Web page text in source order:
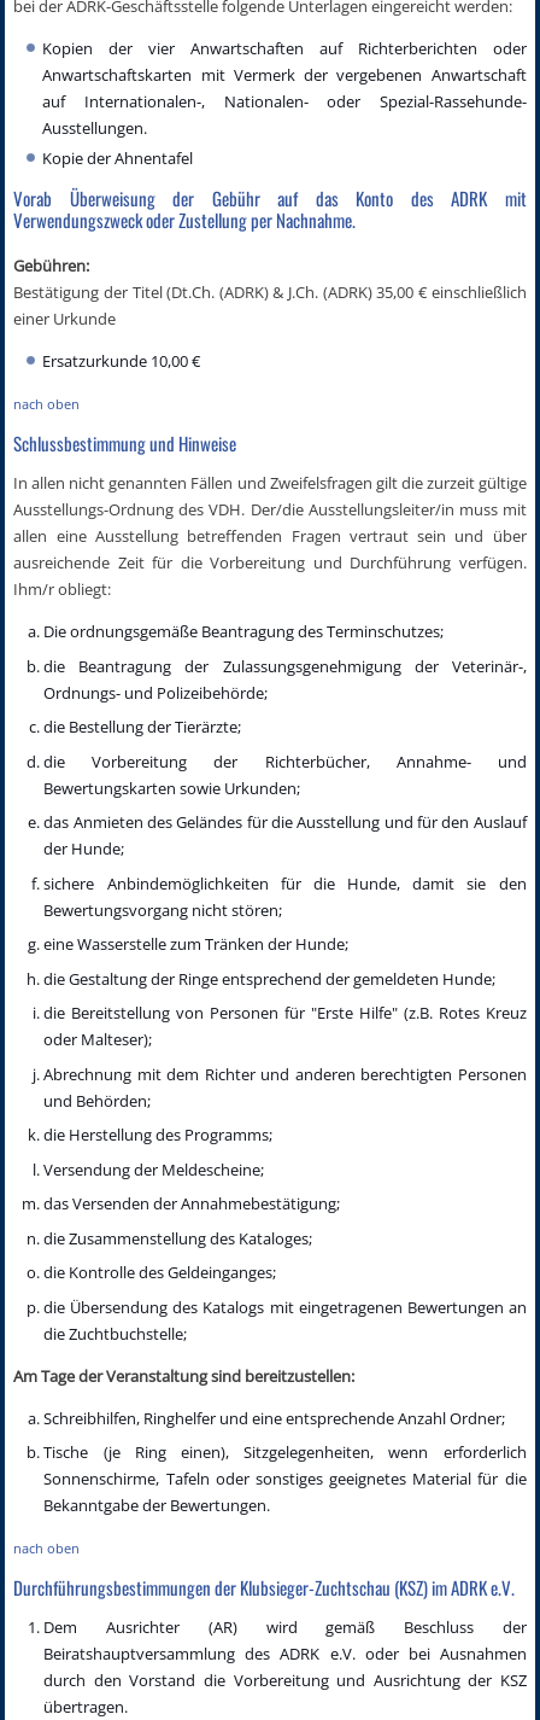
bei der ADRK-Geschäftsstelle folgende Unterlagen eingereicht werden:
Kopien der vier Anwartschaften auf Richterberichten oder
Anwartschaftskarten mit Vermerk der vergebenen Anwartschaft
auf Internationalen-, Nationalen- oder Spezial-Rassehunde-
Ausstellungen.
Kopie der Ahnentafel
Vorab Überweisung der Gebühr auf das Konto des ADRK mit
Verwendungszweck oder Zustellung per Nachnahme.
Gebühren:
Bestätigung der Titel (Dt.Ch. (ADRK) & J.Ch. (ADRK) 35,00 € einschließlich
einer Urkunde
Ersatzurkunde 10,00 €
nach oben
Schlussbestimmung und Hinweise
In allen nicht genannten Fällen und Zweifelsfragen gilt die zurzeit gültige
Ausstellungs-Ordnung des VDH. Der/die Ausstellungsleiter/in muss mit
allen eine Ausstellung betreffenden Fragen vertraut sein und über
ausreichende Zeit für die Vorbereitung und Durchführung verfügen.
Ihm/r obliegt:
Die ordnungsgemäße Beantragung des Terminschutzes;
die Beantragung der Zulassungsgenehmigung der Veterinär-,
Ordnungs- und Polizeibehörde;
die Bestellung der Tierärzte;
die Vorbereitung der Richterbücher, Annahme- und
Bewertungskarten sowie Urkunden;
das Anmieten des Geländes für die Ausstellung und für den Auslauf
der Hunde;
sichere Anbindemöglichkeiten für die Hunde, damit sie den
Bewertungsvorgang nicht stören;
eine Wasserstelle zum Tränken der Hunde;
die Gestaltung der Ringe entsprechend der gemeldeten Hunde;
die Bereitstellung von Personen für "Erste Hilfe" (z.B. Rotes Kreuz
oder Malteser);
Abrechnung mit dem Richter und anderen berechtigten Personen
und Behörden;
die Herstellung des Programms;
Versendung der Meldescheine;
das Versenden der Annahmebestätigung;
die Zusammenstellung des Kataloges;
die Kontrolle des Geldeinganges;
die Übersendung des Katalogs mit eingetragenen Bewertungen an
die Zuchtbuchstelle;
Am Tage der Veranstaltung sind bereitzustellen:
Schreibhilfen, Ringhelfer und eine entsprechende Anzahl Ordner;
Tische (je Ring einen), Sitzgelegenheiten, wenn erforderlich
Sonnenschirme, Tafeln oder sonstiges geeignetes Material für die
Bekanntgabe der Bewertungen.
nach oben
Durchführungsbestimmungen der Klubsieger-Zuchtschau (KSZ) im ADRK e.V.
Dem Ausrichter (AR) wird gemäß Beschluss der
Beiratshauptversammlung des ADRK e.V. oder bei Ausnahmen
durch den Vorstand die Vorbereitung und Ausrichtung der KSZ
übertragen.